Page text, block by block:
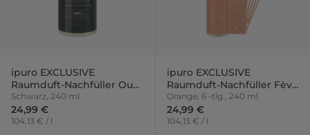
ipuro EXCLUSIVE
Raumduft-Nachfüller Oud
Intense
Schwarz, 240 ml
24,99 €
104,13 € / l
ipuro EXCLUSIVE
Raumduft-Nachfüller Fève
Tonka mit Sticks
Orange, 6 -tlg., 240 ml
24,99 €
104,13 € / l